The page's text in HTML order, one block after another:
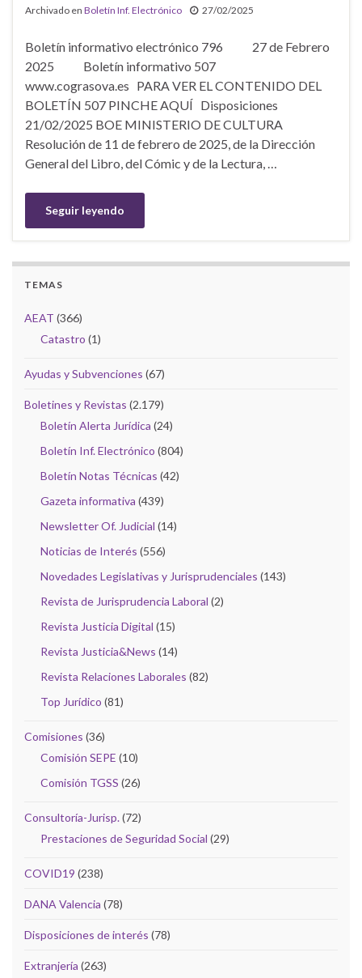
Archivado en Boletín Inf. Electrónico 27/02/2025
Boletín informativo electrónico 796 27 de Febrero
2025 Boletín informativo 507
www.cograsova.es PARA VER EL CONTENIDO DEL
BOLETÍN 507 PINCHE AQUÍ Disposiciones
21/02/2025 BOE MINISTERIO DE CULTURA
Resolución de 11 de febrero de 2025, de la Dirección
General del Libro, del Cómic y de la Lectura, …
Seguir leyendo
TEMAS
AEAT (366)
Catastro (1)
Ayudas y Subvenciones (67)
Boletines y Revistas (2.179)
Boletín Alerta Jurídica (24)
Boletín Inf. Electrónico (804)
Boletín Notas Técnicas (42)
Gazeta informativa (439)
Newsletter Of. Judicial (14)
Noticias de Interés (556)
Novedades Legislativas y Jurisprudenciales (143)
Revista de Jurisprudencia Laboral (2)
Revista Justicia Digital (15)
Revista Justicia&News (14)
Revista Relaciones Laborales (82)
Top Jurídico (81)
Comisiones (36)
Comisión SEPE (10)
Comisión TGSS (26)
Consultoría-Jurisp.(72)
Prestaciones de Seguridad Social (29)
COVID19 (238)
DANA Valencia (78)
Disposiciones de interés (78)
Extranjería (263)